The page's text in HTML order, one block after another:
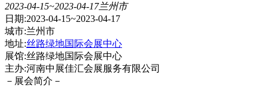
2023-04-15~2023-04-17兰州市
日期:2023-04-15~2023-04-17
城市:兰州市
地址:丝路绿地国际会展中心
展馆:丝路绿地国际会展中心
主办:河南中展佳汇会展服务有限公司
－展会简介－